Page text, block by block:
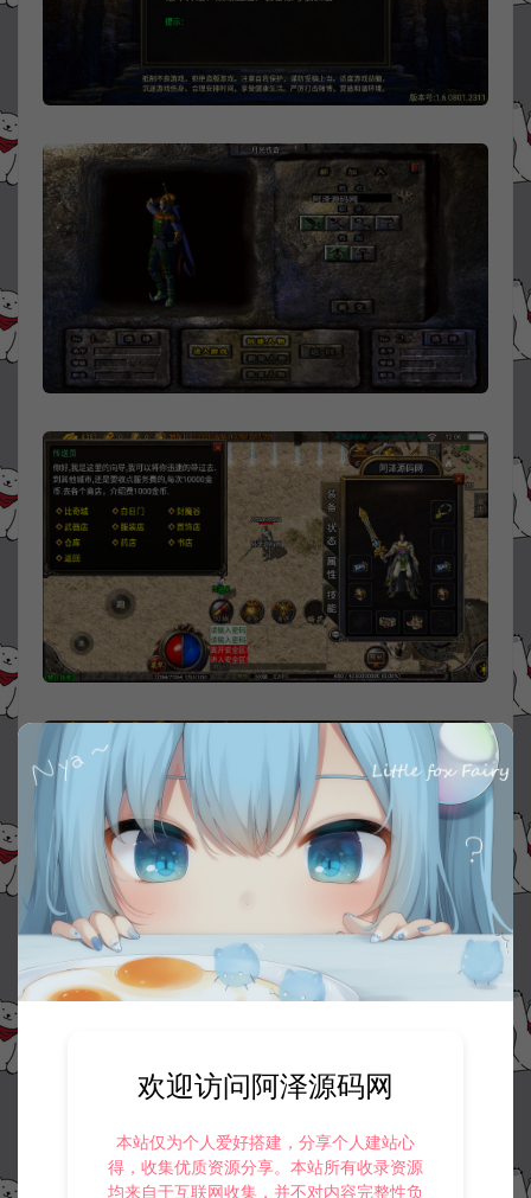
欢迎访问阿泽源码网
本站仅为个人爱好搭建，分享个人建站心
得，收集优质资源分享。本站所有收录资源
均来自于互联网收集，并不对内容完整性负